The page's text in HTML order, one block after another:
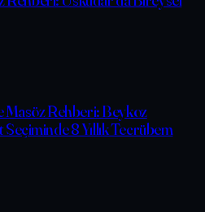
Rehberi: Beykoz
8 Yıllık Tecrübem